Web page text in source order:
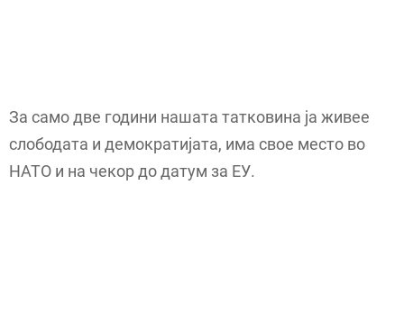
За само две години нашата татковина ја живее
слободата и демократијата, има свое место во
НАТО и на чекор до датум за ЕУ.